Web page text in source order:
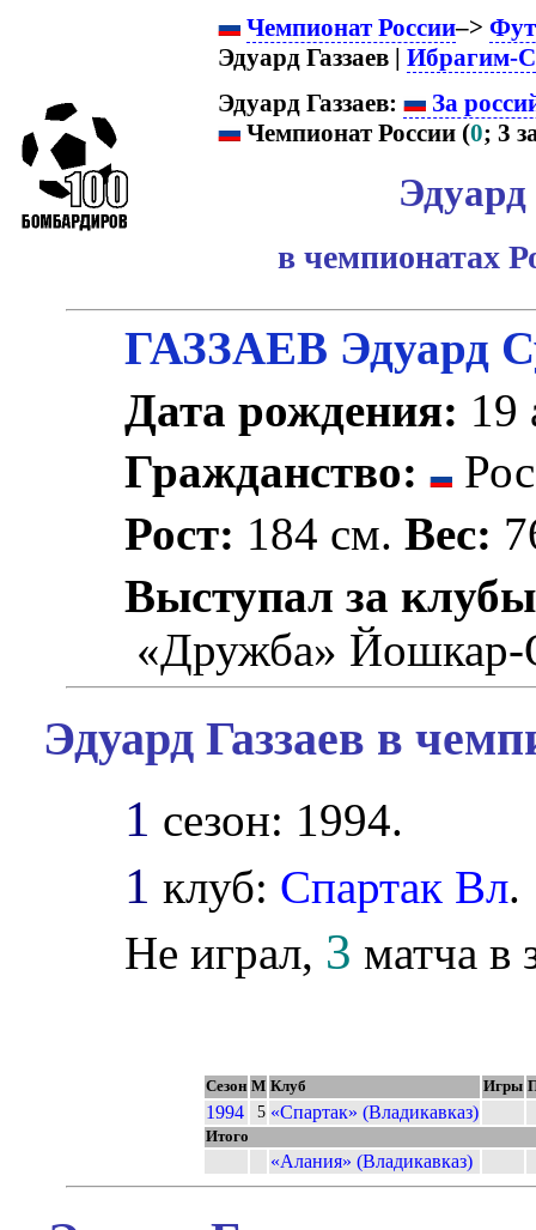
Чемпионат России–>
Эдуард Газзаев | Ибрагим-
Эдуард Газзаев:
За
Чемпионат России (0; 3
Эдуард
в чемпионатах
ГАЗЗАЕВ Эдуард
Дата рождения: 19
Гражданство:
Рост: 184 см.Вес:
Выступал за
«Дружба»
Эдуард Газзаев в
1 сезон: 1994.
1 клуб: Спартак Вл.
Не играл, 3 матча в
Сезон М Клуб Игры
1994 5 «Спартак» (Владикавказ)
Итого
«Алания» (Владикавказ)